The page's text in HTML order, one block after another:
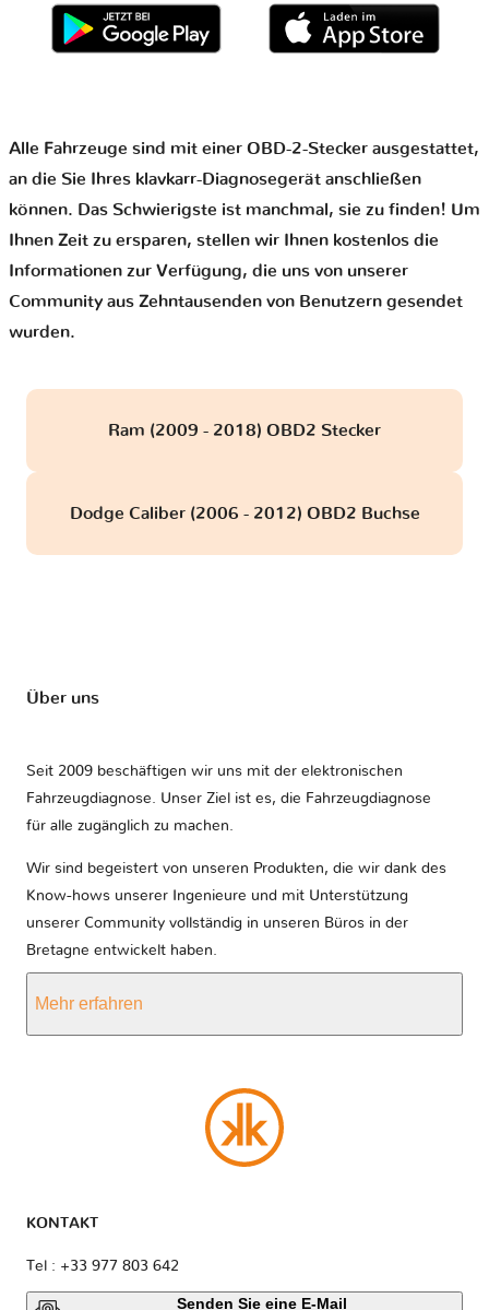
Alle Fahrzeuge sind mit einer OBD-2-Stecker ausgestattet,
an die Sie Ihres klavkarr-Diagnosegerät anschließen
können. Das Schwierigste ist manchmal, sie zu finden! Um
Ihnen Zeit zu ersparen, stellen wir Ihnen kostenlos die
Informationen zur Verfügung, die uns von unserer
Community aus Zehntausenden von Benutzern gesendet
wurden.
Ram (2009 - 2018) OBD2 Stecker
Dodge Caliber (2006 - 2012) OBD2 Buchse
Über uns
Seit 2009 beschäftigen wir uns mit der elektronischen
Fahrzeugdiagnose. Unser Ziel ist es, die Fahrzeugdiagnose
für alle zugänglich zu machen.
Wir sind begeistert von unseren Produkten, die wir dank des
Know-hows unserer Ingenieure und mit Unterstützung
unserer Community vollständig in unseren Büros in der
Bretagne entwickelt haben.
Mehr erfahren
KONTAKT
Tel : +33 977 803 642
Senden Sie eine E-Mail